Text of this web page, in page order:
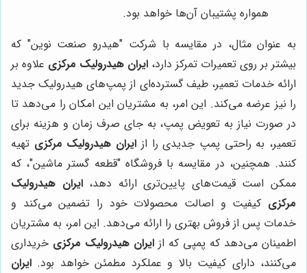
همواره پشتیبان آن‌ها خواهد بود.
به عنوان مثال، در مقایسه با شرکت "هیدرو صنعت نوین" که
بیشتر بر روی تعمیرات تمرکز دارد، ایران هیدرولیک مرکزی علاوه بر
ارائه خدمات تعمیر، طیف گسترده‌ای از پمپ‌های هیدرولیک جدید
را نیز عرضه می‌کند. این امر، به مشتریان این امکان را می‌دهد تا
در صورت نیاز به تعویض پمپ، به جای صرف زمان و هزینه برای
تعمیر، به راحتی پمپ جدیدی را از ایران هیدرولیک مرکزی تهیه
کنند. همچنین، در مقایسه با فروشگاه "قطعه گستر ماشین"، که
ممکن است قیمت‌های پایین‌تری ارائه دهد،ایران هیدرولیک
مرکزی کیفیت و اصالت محصولات خود را تضمین می‌کند و
خدمات پس از فروش بهتری را ارائه می‌دهد. این امر، به مشتریان
اطمینان می‌دهد که پمپی که از ایران هیدرولیک مرکزی خریداری
می‌کنند، دارای کیفیت بالا و عملکرد مطمئن خواهد بود. ایران